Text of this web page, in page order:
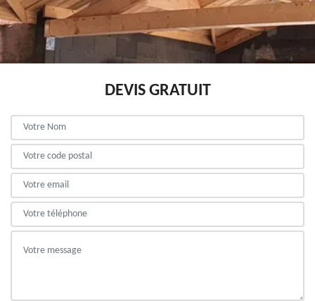
DEVIS GRATUIT